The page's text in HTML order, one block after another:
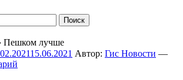
Пешком лучше
15.06.2021 Автор: Гис Новости —